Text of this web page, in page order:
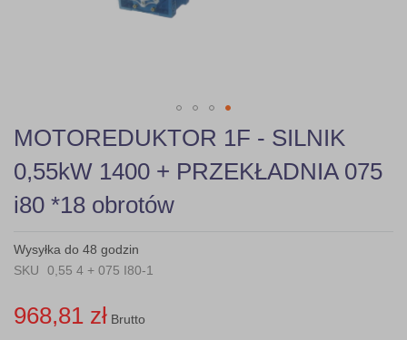
Skip
to
the
beginning
of
the
gallery
MOTOREDUKTOR 1F - SILNIK
0,55kW 1400 + PRZEKŁADNIA 075
i80 *18 obrotów
Wysyłka do 48 godzin
SKU
0,55 4 + 075 I80-1
968,81 zł Brutto